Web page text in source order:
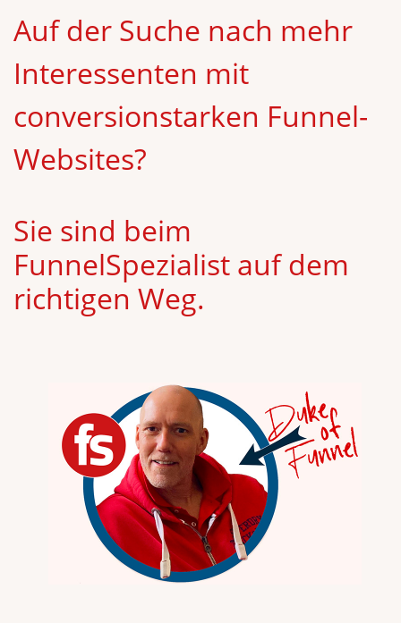
Auf der Suche nach mehr
Interessenten mit
conversion­­starken Funnel-
Websites?
Sie sind beim
FunnelSpezialist auf dem
richtigen Weg.